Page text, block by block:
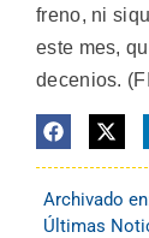
freno, ni
este mes,
decenios.
Archivado
Últimas